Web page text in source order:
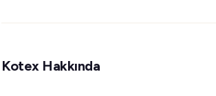
Kotex Hakkında